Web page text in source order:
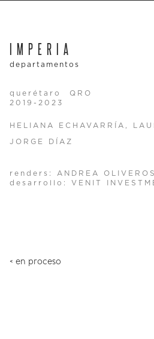
IMPERIA
departamentos
querétaro QRO
2019-2023
HELIANA ECHAVARRÍA,
JORGE DÍAZ
renders: ANDREA
desarrollo: VENIT
< en proceso